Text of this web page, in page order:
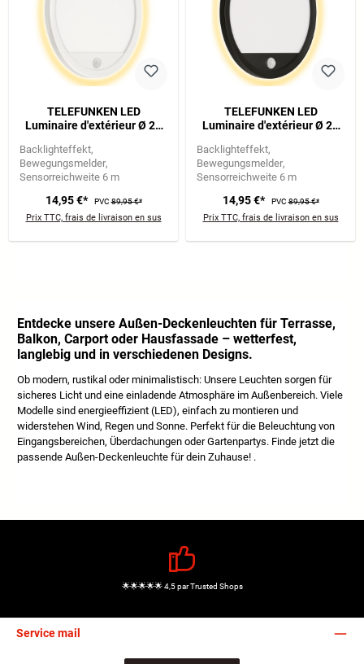
TELEFUNKEN LED
Luminaire d'extérieur Ø 28
Backlighteffekt
Bewegungsmelder
Sensorreichweite 6 m
14,95 €* PVC89,95 €*
Prix TTC, frais de livraison en sus
TELEFUNKEN LED
Luminaire d'extérieur Ø 28
Backlighteffekt
Bewegungsmelder
Sensorreichweite 6 m
14,95 €* PVC89,95 €*
Prix TTC, frais de livraison en sus
Entdecke unsere Außen-Deckenleuchten für Terrasse,
Balkon, Carport oder Hausfassade – wetterfest,
langlebig und in verschiedenen Designs.
Ob modern, rustikal oder minimalistisch: Unsere Leuchten sorgen für
sicheres Licht und eine einladende Atmosphäre im Außenbereich. Viele
Modelle sind energieeffizient (LED), einfach zu montieren und
widerstehen Wind, Regen und Sonne. Perfekt für die Beleuchtung von
Eingangsbereichen, Überdachungen oder Gartenpartys. Finde jetzt die
passende Außen-Deckenleuchte für dein Zuhause! .
🌟🌟🌟🌟🌟 4,5 par Trusted Shops
Service mail